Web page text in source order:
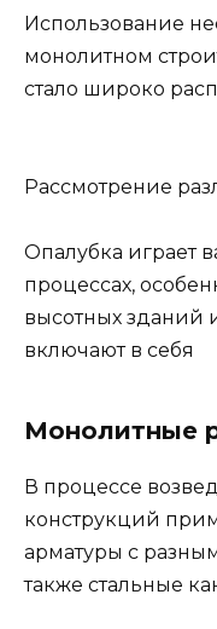
Использование
монолитном
стало широко
Рассмотрение
Опалубка играет
процессах,
высотных зданий
включают в себя
Монолитные
В процессе
конструкций
арматуры с
также стальные